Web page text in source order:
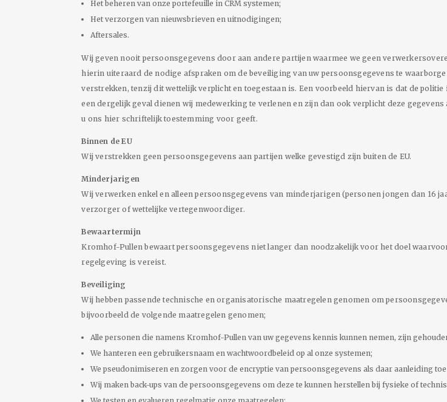
Het beheren van onze portefeuille in CRM systemen;
Het verzorgen van nieuwsbrieven en uitnodigingen;
Aftersales.
Wij geven nooit persoonsgegevens door aan andere partijen waarmee we geen
hierin uiteraard de nodige afspraken om de beveiliging van uw persoonsgegevens te
verstrekken, tenzij dit wettelijk verplicht en toegestaan is. Een voorbeeld hiervan is dat de
een dergelijk geval dienen wij medewerking te verlenen en zijn dan ook verplicht deze
u ons hier schriftelijk toestemming voor geeft.
Binnen de EU
Wij verstrekken geen persoonsgegevens aan partijen welke gevestigd zijn buiten de EU.
Minderjarigen
Wij verwerken enkel en alleen persoonsgegevens van minderjarigen (personen jongen dan 16
verzorger of wettelijke vertegenwoordiger.
Bewaartermijn
Kromhof-Pullen bewaart persoonsgegevens niet langer dan noodzakelijk voor het doel
regelgeving is vereist.
Beveiliging
Wij hebben passende technische en organisatorische maatregelen genomen om
bijvoorbeeld de volgende maatregelen genomen;
Alle personen die namens Kromhof-Pullen van uw gegevens kennis kunnen nemen, zijn
We hanteren een gebruikersnaam en wachtwoordbeleid op al onze systemen;
We pseudonimiseren en zorgen voor de encryptie van persoonsgegevens als daar aanleiding
Wij maken back-ups van de persoonsgegevens om deze te kunnen herstellen bij fysieke of